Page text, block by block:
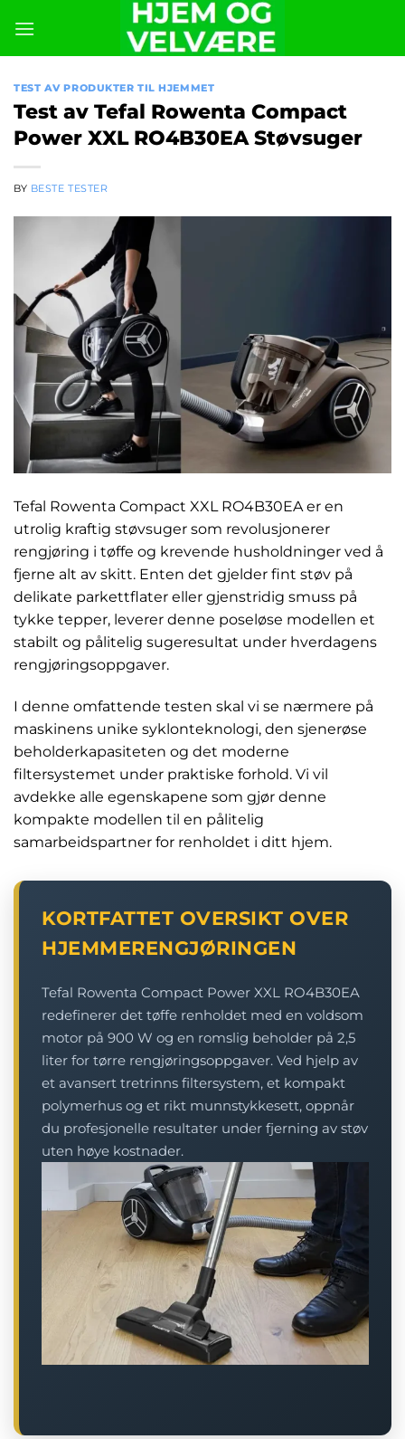
content
TEST AV PRODUKTER TIL HJEMMET
Test av Tefal Rowenta Compact
Power XXL RO4B30EA Støvsuger
BY BESTE TESTER
Tefal Rowenta Compact XXL RO4B30EA er en
utrolig kraftig støvsuger som revolusjonerer
rengjøring i tøffe og krevende husholdninger ved å
fjerne alt av skitt. Enten det gjelder fint støv på
delikate parkettflater eller gjenstridig smuss på
tykke tepper, leverer denne poseløse modellen et
stabilt og pålitelig sugeresultat under hverdagens
rengjøringsoppgaver.
I denne omfattende testen skal vi se nærmere på
maskinens unike syklonteknologi, den sjenerøse
beholderkapasiteten og det moderne
filtersystemet under praktiske forhold. Vi vil
avdekke alle egenskapene som gjør denne
kompakte modellen til en pålitelig
samarbeidspartner for renholdet i ditt hjem.
KORTFATTET OVERSIKT OVER
HJEMMERENGJØRINGEN
Tefal Rowenta Compact Power XXL RO4B30EA
redefinerer det tøffe renholdet med en voldsom
motor på 900 W og en romslig beholder på 2,5
liter for tørre rengjøringsoppgaver. Ved hjelp av
et avansert tretrinns filtersystem, et kompakt
polymerhus og et rikt munnstykkesett, oppnår
du profesjonelle resultater under fjerning av støv
uten høye kostnader.